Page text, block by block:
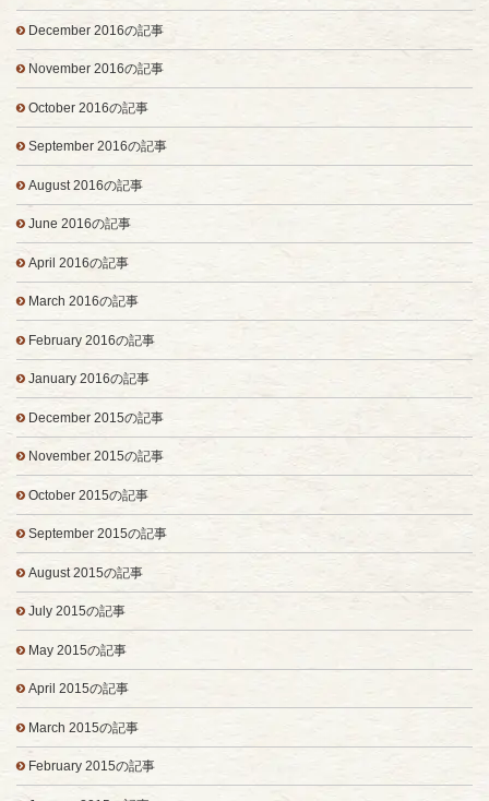
December 2016の記事
November 2016の記事
October 2016の記事
September 2016の記事
August 2016の記事
June 2016の記事
April 2016の記事
March 2016の記事
February 2016の記事
January 2016の記事
December 2015の記事
November 2015の記事
October 2015の記事
September 2015の記事
August 2015の記事
July 2015の記事
May 2015の記事
April 2015の記事
March 2015の記事
February 2015の記事